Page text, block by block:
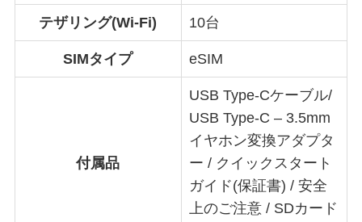
テザリング(Wi-Fi) 10台
SIMタイプ eSIM
付属品
USB Type-Cケーブル/
USB Type-C – 3.5mm
イヤホン変換アダプタ
ー / クイックスタート
ガイド(保証書) / 安全
上のご注意 / SDカード